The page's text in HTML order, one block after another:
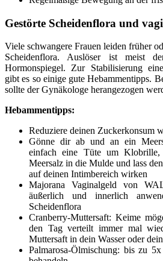
Gestörte Scheidenflora und
Viele schwangere Frauen leiden früher
Scheidenflora. Auslöser ist meist
Hormonspiegel. Zur Stabilisierung
gibt es so einige gute Hebammentipps.
sollte der Gynäkologe herangezogen
Hebammentipps:
Reduziere deinen Zuckerkonsum
Gönne dir ab und an ein
einfach eine Tüte um Klobrille,
Meersalz in die Mulde und lass
auf deinen Intimbereich wirken
Majorana Vaginalgeld von
äußerlich und innerlich
Scheidenflora
Cranberry-Muttersaft: Keime
den Tag verteilt immer mal
Muttersaft in dein Wasser oder
Palmarosa-Ölmischung: bis zu